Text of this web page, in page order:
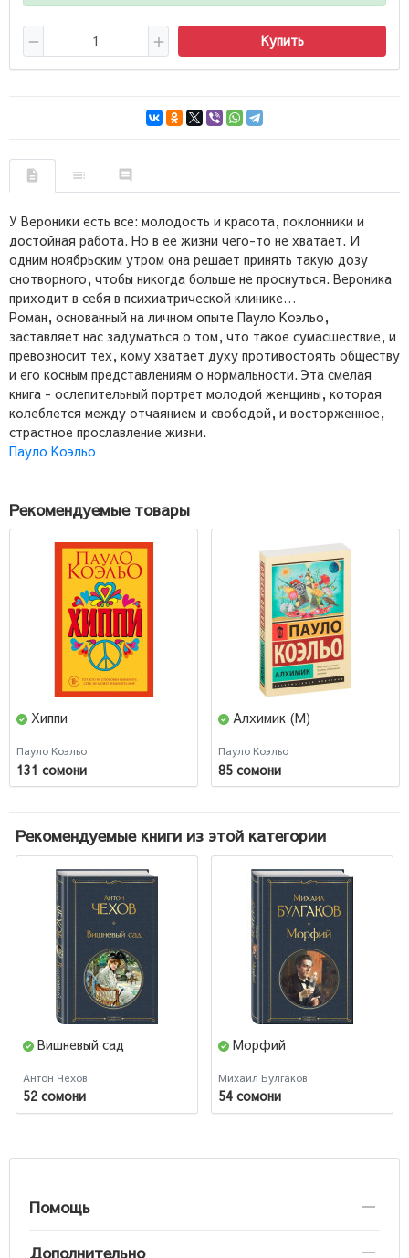
Купить
У Вероники есть все: молодость и красота, поклонники и
достойная работа. Но в ее жизни чего-то не хватает. И
одним ноябрьским утром она решает принять такую дозу
снотворного, чтобы никогда больше не проснуться. Вероника
приходит в себя в психиатрической клинике…
Роман, основанный на личном опыте Пауло Коэльо,
заставляет нас задуматься о том, что такое сумасшествие, и
превозносит тех, кому хватает духу противостоять обществу
и его косным представлениям о нормальности. Эта смелая
книга - ослепительный портрет молодой женщины, которая
колеблется между отчаянием и свободой, и восторженное,
страстное прославление жизни.
Пауло Коэльо
Рекомендуемые товары
Хиппи
Пауло Коэльо
131 сомони
Алхимик (М)
Пауло Коэльо
85 сомони
Рекомендуемые книги из этой категории
Вишневый сад
Антон Чехов
52 сомони
Морфий
Михаил Булгаков
54 сомони
Помощь
Дополнительно